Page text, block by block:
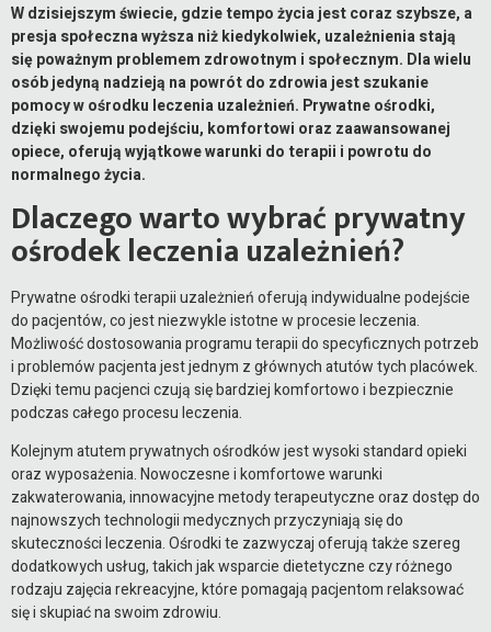
W dzisiejszym świecie, gdzie tempo życia jest coraz szybsze, a
presja społeczna wyższa niż kiedykolwiek, uzależnienia stają
się poważnym problemem zdrowotnym i społecznym. Dla wielu
osób jedyną nadzieją na powrót do zdrowia jest szukanie
pomocy w ośrodku leczenia uzależnień. Prywatne ośrodki,
dzięki swojemu podejściu, komfortowi oraz zaawansowanej
opiece, oferują wyjątkowe warunki do terapii i powrotu do
normalnego życia.
Dlaczego warto wybrać prywatny
ośrodek leczenia uzależnień?
Prywatne ośrodki terapii uzależnień oferują indywidualne podejście
do pacjentów, co jest niezwykle istotne w procesie leczenia.
Możliwość dostosowania programu terapii do specyficznych potrzeb
i problemów pacjenta jest jednym z głównych atutów tych placówek.
Dzięki temu pacjenci czują się bardziej komfortowo i bezpiecznie
podczas całego procesu leczenia.
Kolejnym atutem prywatnych ośrodków jest wysoki standard opieki
oraz wyposażenia. Nowoczesne i komfortowe warunki
zakwaterowania, innowacyjne metody terapeutyczne oraz dostęp do
najnowszych technologii medycznych przyczyniają się do
skuteczności leczenia. Ośrodki te zazwyczaj oferują także szereg
dodatkowych usług, takich jak wsparcie dietetyczne czy różnego
rodzaju zajęcia rekreacyjne, które pomagają pacjentom relaksować
się i skupiać na swoim zdrowiu.